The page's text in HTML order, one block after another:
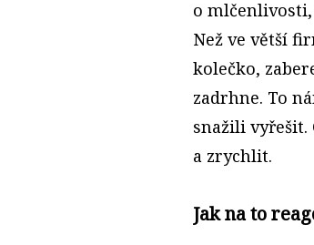
o mlčenlivosti,
Než ve větší
kolečko,
zadrhne. To
snažili vyřešit.
a zrychlit.
Jak na to